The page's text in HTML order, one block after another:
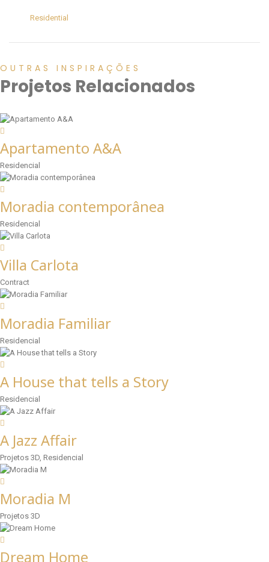
Residential
OUTRAS INSPIRAÇÕES
Projetos Relacionados
Apartamento A&A
Residencial
Moradia contemporânea
Residencial
Villa Carlota
Contract
Moradia Familiar
Residencial
A House that tells a Story
Residencial
A Jazz Affair
Projetos 3D, Residencial
Moradia M
Projetos 3D
Dream Home